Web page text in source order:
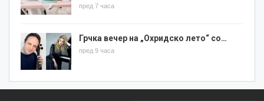
пред 7 часа
Грчка вечер на „Охридско лето“ со…
пред 9 часа